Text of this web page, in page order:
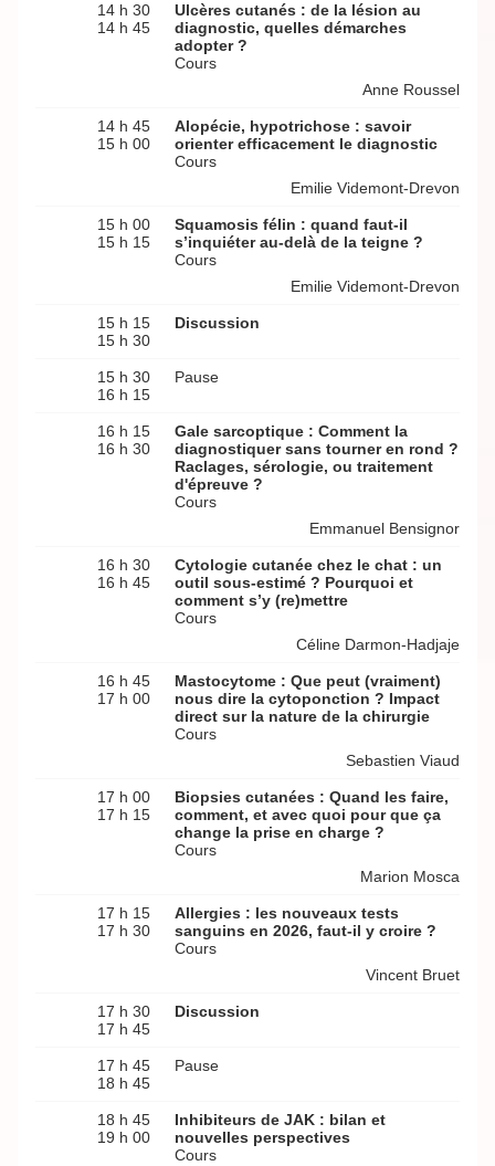
14 h 30
14 h 45
Ulcères cutanés : de la lésion au
diagnostic, quelles démarches
adopter ?
Cours
Anne Roussel
14 h 45
15 h 00
Alopécie, hypotrichose : savoir
orienter efficacement le diagnostic
Cours
Emilie Videmont-Drevon
15 h 00
15 h 15
Squamosis félin : quand faut-il
s’inquiéter au-delà de la teigne ?
Cours
Emilie Videmont-Drevon
15 h 15
15 h 30
Discussion
15 h 30
16 h 15
Pause
16 h 15
16 h 30
Gale sarcoptique : Comment la
diagnostiquer sans tourner en rond ?
Raclages, sérologie, ou traitement
d'épreuve ?
Cours
Emmanuel Bensignor
16 h 30
16 h 45
Cytologie cutanée chez le chat : un
outil sous-estimé ? Pourquoi et
comment s’y (re)mettre
Cours
Céline Darmon-Hadjaje
16 h 45
17 h 00
Mastocytome : Que peut (vraiment)
nous dire la cytoponction ? Impact
direct sur la nature de la chirurgie
Cours
Sebastien Viaud
17 h 00
17 h 15
Biopsies cutanées : Quand les faire,
comment, et avec quoi pour que ça
change la prise en charge ?
Cours
Marion Mosca
17 h 15
17 h 30
Allergies : les nouveaux tests
sanguins en 2026, faut-il y croire ?
Cours
Vincent Bruet
17 h 30
17 h 45
Discussion
17 h 45
18 h 45
Pause
18 h 45
19 h 00
Inhibiteurs de JAK : bilan et
nouvelles perspectives
Cours